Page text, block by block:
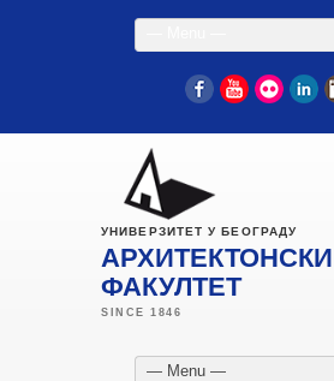
FacebookYouTube
Flickr
УНИВЕРЗИТЕТ У БЕОГРАДУ
АРХИТЕКТОНСКИ
ФАКУЛТЕТ
— Menu —